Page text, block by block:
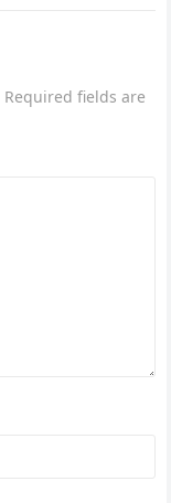
Required fields are